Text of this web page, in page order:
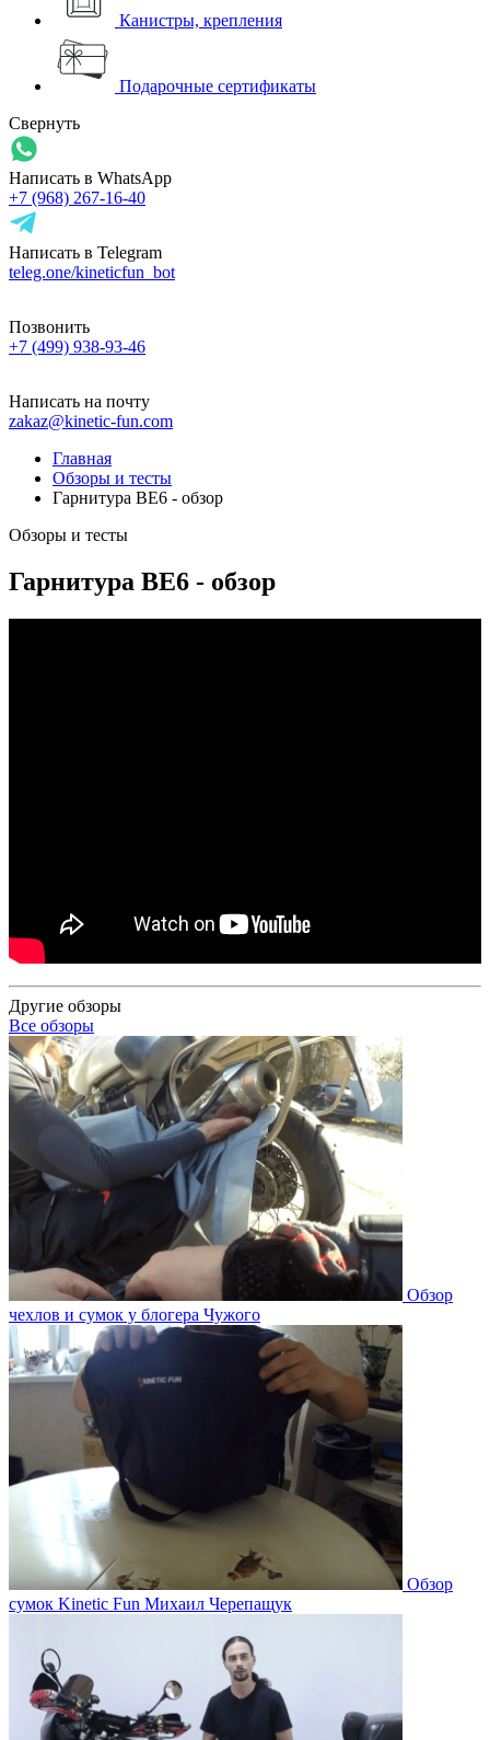
Канистры, крепления
Подарочные сертификаты
Свернуть
Написать в WhatsApp
+7 (968) 267-16-40
Написать в Telegram
teleg.one/kineticfun_bot
Позвонить
+7 (499) 938-93-46
Написать на почту
zakaz@kinetic-fun.com
Главная
Обзоры и тесты
Гарнитура BE6 - обзор
Обзоры и тесты
Гарнитура BE6 - обзор
Другие обзоры
Все обзоры
Обзор
чехлов и сумок у блогера Чужого
Обзор
сумок Kinetic Fun Михаил Черепащук